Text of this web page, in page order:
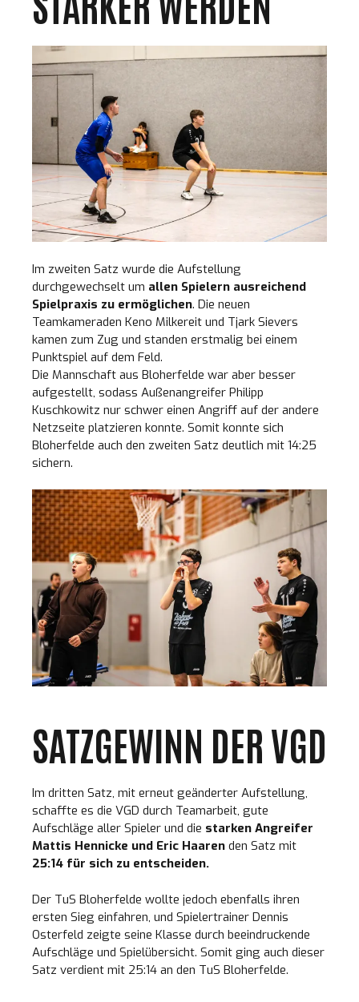
Im zweiten Satz wurde die Aufstellung
durchgewechselt um allen Spielern ausreichend
Spielpraxis zu ermöglichen. Die neuen
Teamkameraden Keno Milkereit und Tjark Sievers
kamen zum Zug und standen erstmalig bei einem
Punktspiel auf dem Feld.
Die Mannschaft aus Bloherfelde war aber besser
aufgestellt, sodass Außenangreifer Philipp
Kuschkowitz nur schwer einen Angriff auf der andere
Netzseite platzieren konnte. Somit konnte sich
Bloherfelde auch den zweiten Satz deutlich mit 14:25
sichern.
SATZGEWINN DER VGD
Im dritten Satz, mit erneut geänderter Aufstellung,
schaffte es die VGD durch Teamarbeit, gute
Aufschläge aller Spieler und die starken Angreifer
Mattis Hennicke und Eric Haaren den Satz mit
25:14 für sich zu entscheiden.
Der TuS Bloherfelde wollte jedoch ebenfalls ihren
ersten Sieg einfahren, und Spielertrainer Dennis
Osterfeld zeigte seine Klasse durch beeindruckende
Aufschläge und Spielübersicht. Somit ging auch dieser
Satz verdient mit 25:14 an den TuS Bloherfelde.